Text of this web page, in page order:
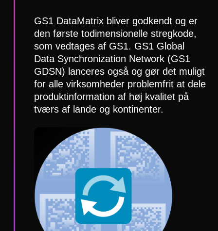
GS1 DataMatrix bliver godkendt og er
den første todimensionelle stregkode,
som vedtages af GS1. GS1 Global
Data Synchronization Network (GS1
GDSN) lanceres også og gør det muligt
for alle virksomheder problemfrit at dele
produktinformation af høj kvalitet på
tværs af lande og kontinenter.